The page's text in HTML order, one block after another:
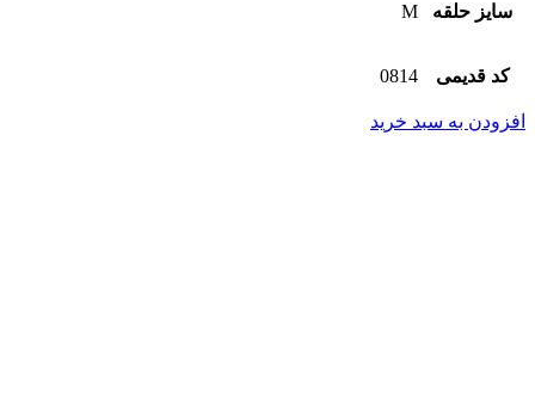
سایز حلقه M
کد قدیمی 0814
افزودن به سبد خرید